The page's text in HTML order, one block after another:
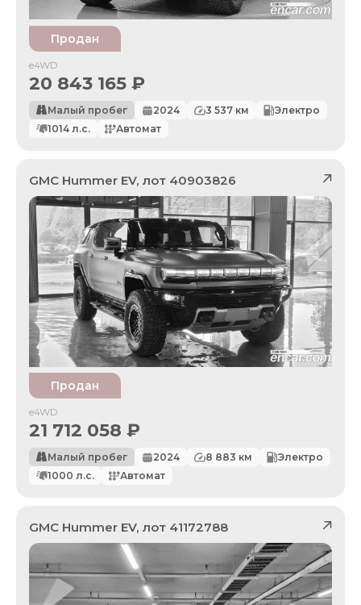
Продан
e4WD
20 843 165 ₽
Малый пробег 2024 3 537 км
Электро
1014 л.с. Автомат
GMC Hummer EV, лот 40903826
Продан
e4WD
21 712 058 ₽
Малый пробег 2024 8 883 км
Электро
1000 л.с. Автомат
GMC Hummer EV, лот 41172788